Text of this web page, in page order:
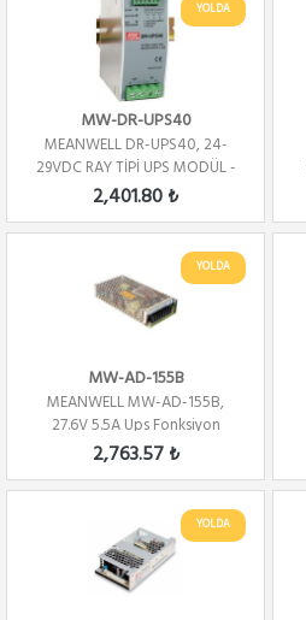
YOLDA
MW-DR-UPS40
MEANWELL DR-UPS40, 24-
29VDC RAY TİPİ UPS MODÜL -
ŞARJ-2A-
2,401.80 ₺
YOLDA
MW-AD-155B
MEANWELL MW-AD-155B,
27.6V 5.5A Ups Fonksiyon
2,763.57 ₺
YOLDA